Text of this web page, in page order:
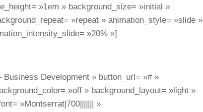
»1em » background_size= »initial »
»repeat » animation_style= »slide »
»20% »]
Development » button_url= »# »
»off » background_layout= »light »
»Montserrat|700||||||| »